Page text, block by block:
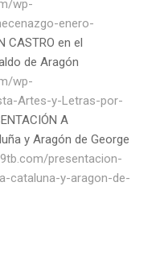
wp-
enero-
CASTRO en el
de Aragón
wp-
Artes-y-Letras-por-
A
y Aragón de George
presentacion-
cataluna-y-aragon-de-